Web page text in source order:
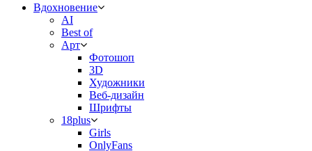
Вдохновение
AI
Best of
Арт
Фотошоп
3D
Художники
Веб-дизайн
Шрифты
18plus
Girls
OnlyFans